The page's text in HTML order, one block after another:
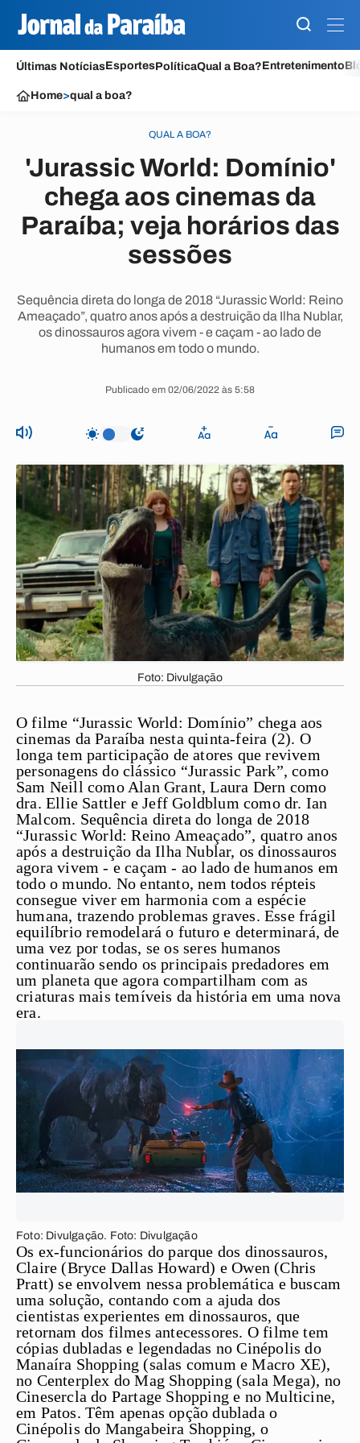
Últimas NotíciasEsportesPolíticaQual a Boa?Entretenimento
Home>qual a boa?
QUAL A BOA?
'Jurassic World: Domínio'
chega aos cinemas da
Paraíba; veja horários das
sessões
Sequência direta do longa de 2018 “Jurassic World: Reino
Ameaçado”, quatro anos após a destruição da Ilha Nublar,
os dinossauros agora vivem - e caçam - ao lado de
humanos em todo o mundo.
Publicado em 02/06/2022 às 5:58
Foto: Divulgação
O filme “Jurassic World: Domínio” chega aos
cinemas da Paraíba nesta quinta-feira (2). O
longa tem participação de atores que revivem
personagens do clássico “Jurassic Park”, como
Sam Neill como Alan Grant, Laura Dern como
dra. Ellie Sattler e Jeff Goldblum como dr. Ian
Malcom. Sequência direta do longa de 2018
“Jurassic World: Reino Ameaçado”, quatro anos
após a destruição da Ilha Nublar, os dinossauros
agora vivem - e caçam - ao lado de humanos em
todo o mundo. No entanto, nem todos répteis
consegue viver em harmonia com a espécie
humana, trazendo problemas graves. Esse frágil
equilíbrio remodelará o futuro e determinará, de
uma vez por todas, se os seres humanos
continuarão sendo os principais predadores em
um planeta que agora compartilham com as
criaturas mais temíveis da história em uma nova
era.
Foto: Divulgação. Foto: Divulgação
Os ex-funcionários do parque dos dinossauros,
Claire (Bryce Dallas Howard) e Owen (Chris
Pratt) se envolvem nessa problemática e buscam
uma solução, contando com a ajuda dos
cientistas experientes em dinossauros, que
retornam dos filmes antecessores. O filme tem
cópias dubladas e legendadas no Cinépolis do
Manaíra Shopping (salas comum e Macro XE),
no Centerplex do Mag Shopping (sala Mega), no
Cinesercla do Partage Shopping e no Multicine,
em Patos. Têm apenas opção dublada o
Cinépolis do Mangabeira Shopping, o